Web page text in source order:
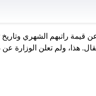
راتبهم الشهري وتاريخ
هذا، ولم تعلن